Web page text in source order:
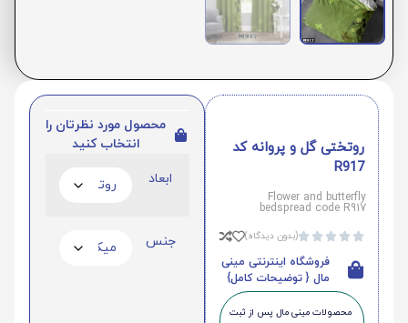
روتختی گل و پروانه کد
R917
Flower and butterfly
bedspread code R917




(بدون دیدگاه)
فروشگاه اینترنتی مینی
مال { توضیحات کامل}
محصولات مینی‌ مال پس از ثبت
محصول مورد نظرتان را
انتخاب کنید
ابعاد
جنس